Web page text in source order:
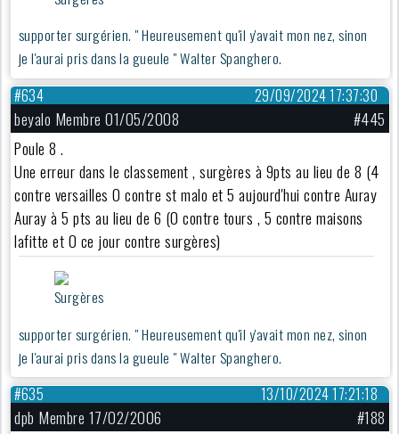
supporter surgérien. " Heureusement qu'il y'avait mon nez, sinon
je l'aurai pris dans la gueule " Walter Spanghero.
29/09/2024 17:37:30
#634
beyalo Membre 01/05/2008
#445
Poule 8 .
Une erreur dans le classement , surgères à 9pts au lieu de 8 (4
contre versailles 0 contre st malo et 5 aujourd'hui contre Auray
Auray à 5 pts au lieu de 6 (0 contre tours , 5 contre maisons
lafitte et 0 ce jour contre surgères)
supporter surgérien. " Heureusement qu'il y'avait mon nez, sinon
je l'aurai pris dans la gueule " Walter Spanghero.
13/10/2024 17:21:18
#635
dpb Membre 17/02/2006
#188